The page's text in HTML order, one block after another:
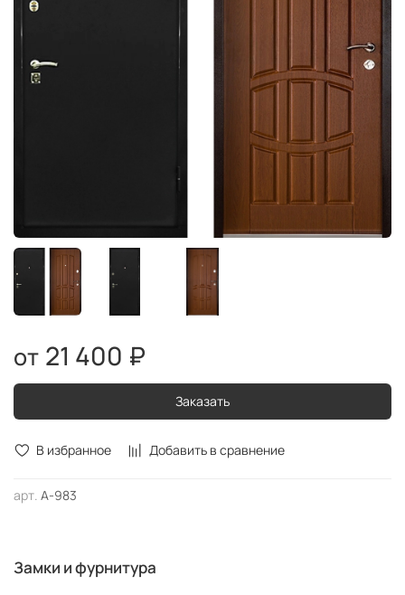
В избранное Добавить в сравнение
арт. А-983
21 400 ₽
Заказать
Замки и фурнитура